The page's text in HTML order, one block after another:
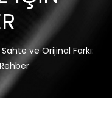
ve Orijinal Farkı: